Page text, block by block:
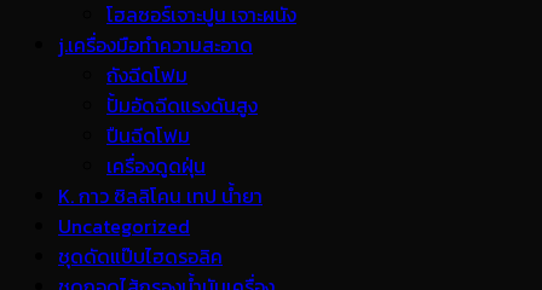
โฮลซอร์เจาะปูน เจาะผนัง
j.เครื่องมือทำความสะอาด
ถังฉีดโฟม
ปั้มอัดฉีดแรงดันสูง
ปืนฉีดโฟม
เครื่องดูดฝุ่น
K. กาว ซิลลิโคน เทป น้ำยา
Uncategorized
ชุดดัดแป๊บไฮดรอลิค